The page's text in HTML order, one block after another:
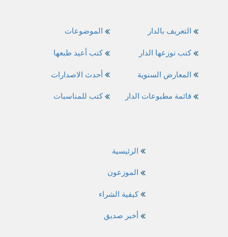
الموضوعات
كتب أعيد طبعها
أحدث الاصدارات
كتب للمناسبات
التعريف بالدار
كتب توزعها الدار
المعارض السنوية
قائمة مطبوعات الدار
الرئيسية
الموزعون
كيفية الشراء
أخبر صديق